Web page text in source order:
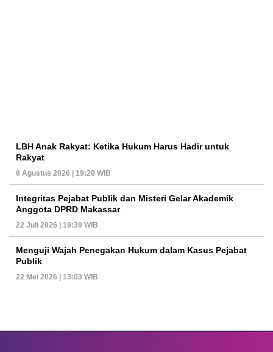
LBH Anak Rakyat: Ketika Hukum Harus Hadir untuk
Rakyat
8 Agustus 2026 | 19:20 WIB
Integritas Pejabat Publik dan Misteri Gelar Akademik
Anggota DPRD Makassar
22 Juli 2026 | 19:39 WIB
Menguji Wajah Penegakan Hukum dalam Kasus Pejabat
Publik
22 Mei 2026 | 13:03 WIB